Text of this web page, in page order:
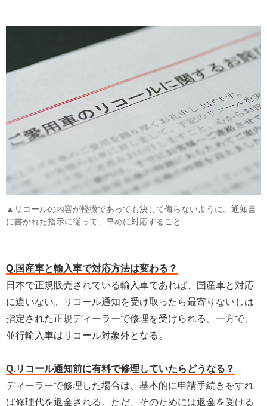
▲リコールの内容が軽微であっても決して侮らないように。通知書
に書かれた指示に従って、早めに対応すること
Q.国産車と輸入車で対応方法は変わる？
日本で正規販売されている輸入車であれば、国産車と対応
に違いない。リコール通知を受け取ったら最寄りないしは
指定された正規ディーラーで修理を受けられる。一方で、
並行輸入車はリコール対象外となる。
Q.リコール通知前に有料で修理していたらどうなる？
ディーラーで修理した場合は、基本的に申請手続きをすれ
ば修理代を返金される。ただ、そのためには返金を受ける